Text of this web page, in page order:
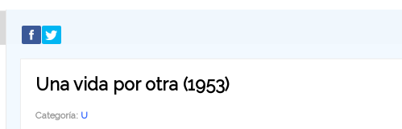
Una vida por otra (1953)
Categoría: U